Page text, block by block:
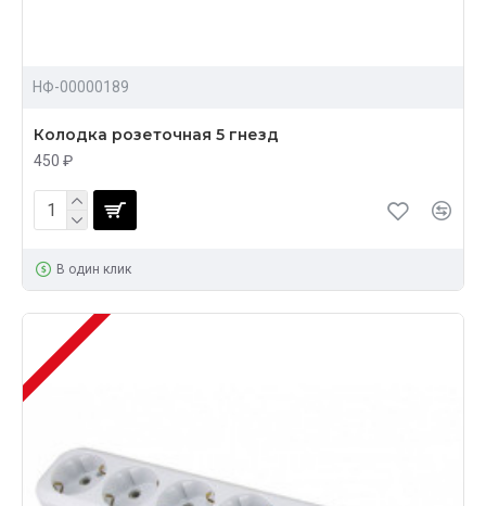
НФ-00000189
Колодка розеточная 5 гнезд
450 ₽
В один клик